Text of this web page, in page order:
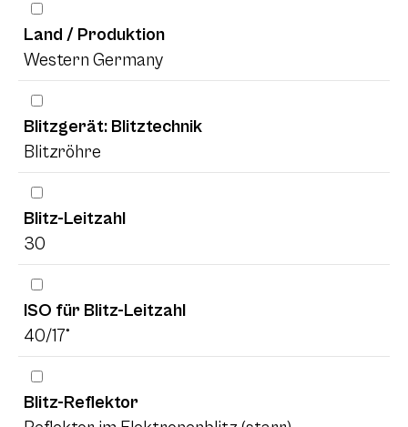
Land / Produktion
Western Germany
Blitzgerät: Blitztechnik
Blitzröhre
Blitz-Leitzahl
30
ISO für Blitz-Leitzahl
40/17°
Blitz-Reflektor